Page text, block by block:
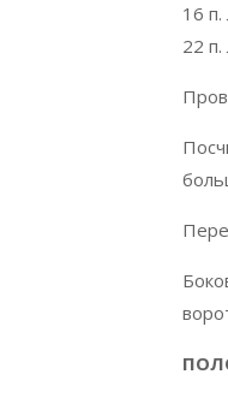
16
22